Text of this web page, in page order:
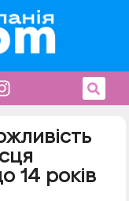
14 років